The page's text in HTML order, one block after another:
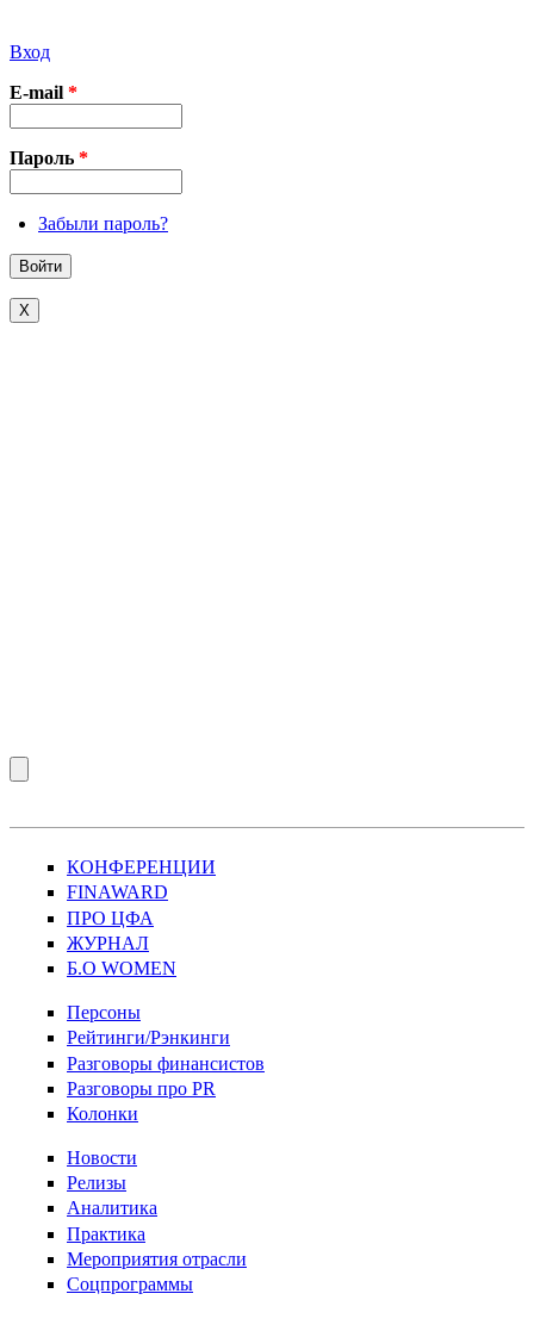
Вход
E-mail *
Пароль *
Забыли пароль?
X
КОНФЕРЕНЦИИ
FINAWARD
ПРО ЦФА
ЖУРНАЛ
Б.О WOMEN
Персоны
Рейтинги/Рэнкинги
Разговоры финансистов
Разговоры про PR
Колонки
Новости
Релизы
Аналитика
Практика
Мероприятия отрасли
Соцпрограммы